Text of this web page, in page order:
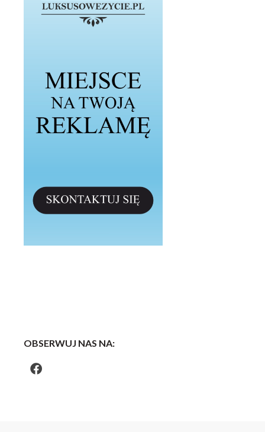
OBSERWUJ NAS NA: